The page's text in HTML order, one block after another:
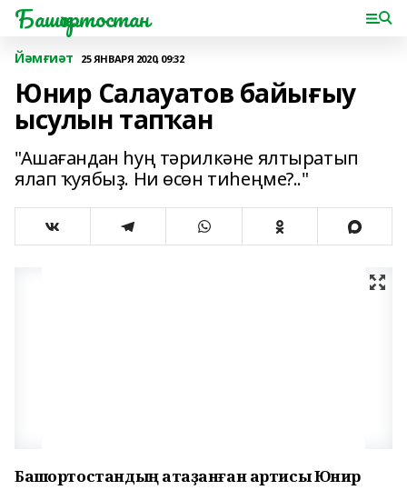
Башҡортостан
Йәмғиәт 25 ЯНВАРЯ 2020, 09:32
Юнир Салауатов байығыу
ысулын тапҡан
"Ашағандан һуң тәрилкәне ялтыратып
ялап ҡуябыҙ. Ни өсөн тиһеңме?.."
Башҡортостандың атҡаҙанған артисы Юнир